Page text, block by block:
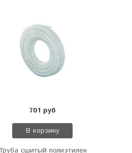
701 руб
В корзину
сшитый полиэтилен